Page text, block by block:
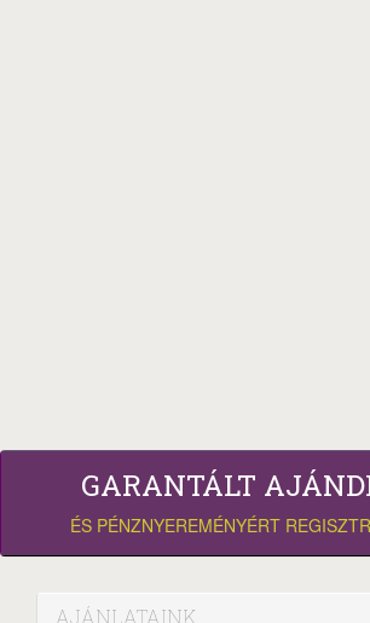
GARANTÁLT
ÉS PÉNZNYEREMÉNYÉRT
AJÁNLATAINK